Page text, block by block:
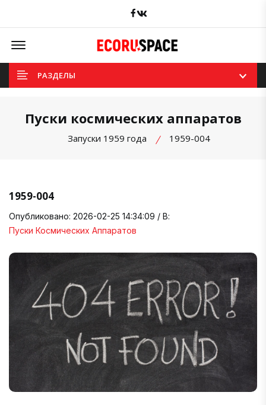
Facebook
Offcanvas Menu Open
РАЗДЕЛЫ
Пуски космических аппаратов
Запуски 1959 года 1959-004
1959-004
Опубликовано: 2026-02-25 14:34:09 / В:
Пуски Космических Аппаратов